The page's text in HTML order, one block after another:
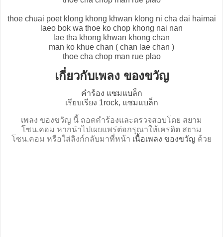
thoe chuai poet klong khong khwan klong ni cha dai haimai
laeo bok wa thoe ko chop khong nai nan
lae tha khong khwan khong chan
man ko khue chan ( chan lae chan )
thoe cha chop man rue plao
เกี่ยวกับเพลง ของขวัญ
คำร้อง แซมแบล็ก
เรียบเรียง 1rock, แซมแบล็ก
เพลง ของขวัญ นี้ ถอดคำร้องและตรวจสอบโดย สยาม
โซน.คอม หากนำไปเผยแพร่ต่อกรุณาให้เครดิต สยาม
โซน.คอม หรือใส่ลิงก์กลับมาที่หน้า เนื้อเพลง ของขวัญ ด้วย